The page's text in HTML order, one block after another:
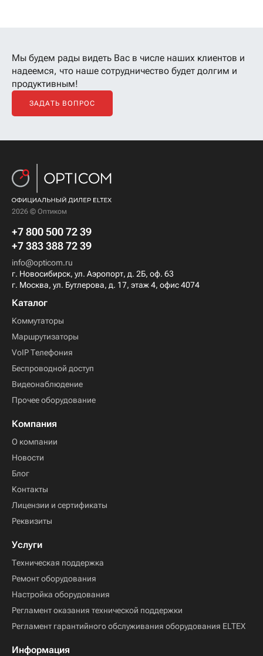
Мы будем рады видеть Вас в числе наших клиентов и
надеемся, что наше сотрудничество будет долгим и
продуктивным!
ЗАДАТЬ ВОПРОС
2026 © Оптиком
+7 800 500 72 39
+7 383 388 72 39
info@opticom.ru
г. Новосибирск, ул. Аэропорт, д. 2Б, оф. 63
г. Москва, ул. Бутлерова, д. 17, этаж 4, офис 4074
Каталог
Коммутаторы
Маршрутизаторы
VoIP Телефония
Беспроводной доступ
Видеонаблюдение
Прочее оборудование
Компания
О компании
Новости
Блог
Контакты
Лицензии и сертификаты
Реквизиты
Услуги
Техническая поддержка
Ремонт оборудования
Настройка оборудования
Регламент оказания технической поддержки
Регламент гарантийного обслуживания оборудования ELTEX
Информация